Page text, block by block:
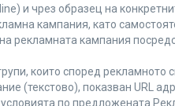
и чрез образец на
кампания, като
рекламната кампания
които според
(текстово), показван URL
по предложената